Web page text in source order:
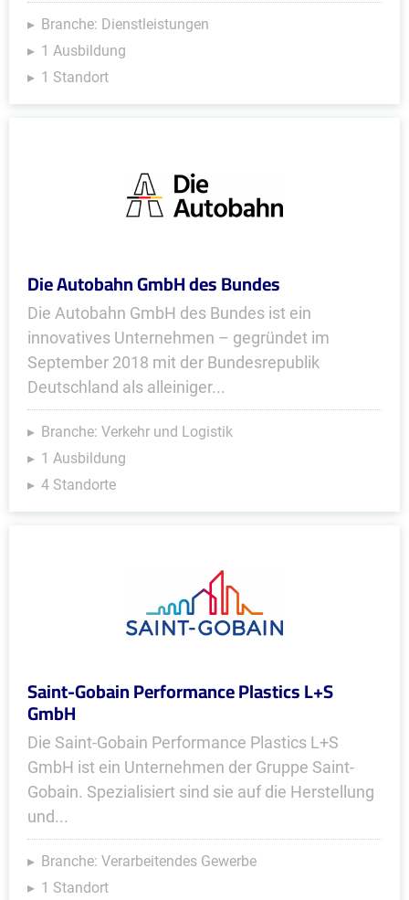
Branche: Dienstleistungen
1 Ausbildung
1 Standort
Die Autobahn GmbH des Bundes
Die Autobahn GmbH des Bundes ist ein
innovatives Unternehmen – gegründet im
September 2018 mit der Bundesrepublik
Deutschland als alleiniger...
Branche: Verkehr und Logistik
1 Ausbildung
4 Standorte
Saint-Gobain Performance Plastics L+S
GmbH
Die Saint-Gobain Performance Plastics L+S
GmbH ist ein Unternehmen der Gruppe Saint-
Gobain. Spezialisiert sind sie auf die Herstellung
und...
Branche: Verarbeitendes Gewerbe
1 Standort